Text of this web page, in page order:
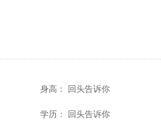
身高： 回头告诉你
学历： 回头告诉你